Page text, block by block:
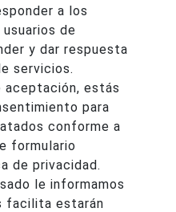
a los
de
y dar respuesta
servicios.
aceptación, estás
para
conforme a
formulario
de privacidad.
le informamos
facilita estarán